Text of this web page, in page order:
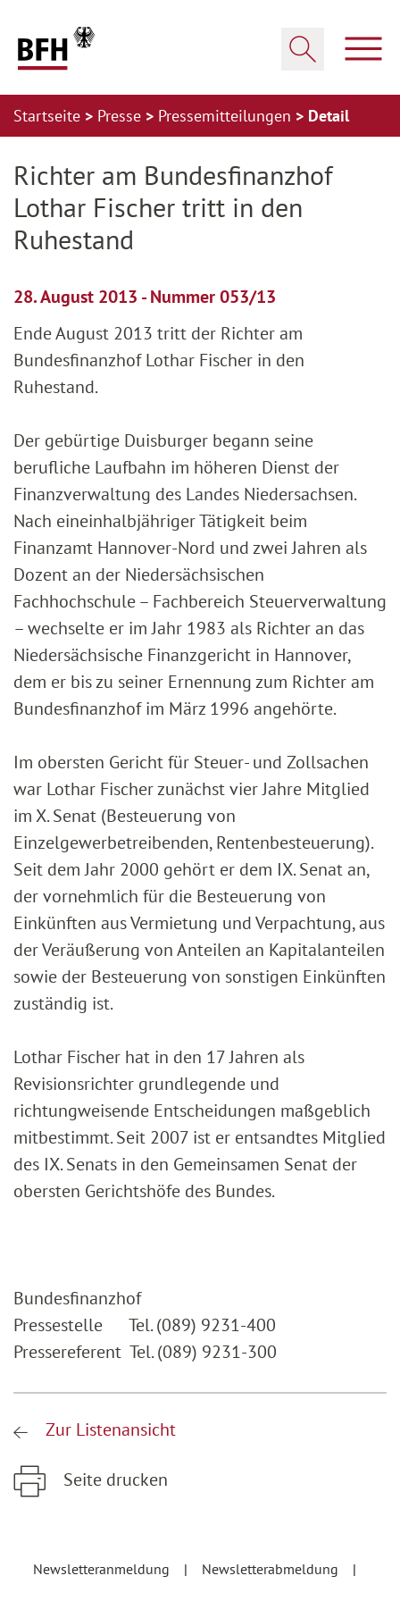
Startseite Presse Pressemitteilungen Detail
Richter am Bundesfinanzhof
Lothar Fischer tritt in den
Ruhestand
28. August 2013 - Nummer 053/13
Ende August 2013 tritt der Richter am
Bundesfinanzhof Lothar Fischer in den
Ruhestand.
Der gebürtige Duisburger begann seine
berufliche Laufbahn im höheren Dienst der
Finanzverwaltung des Landes Niedersachsen.
Nach eineinhalbjähriger Tätigkeit beim
Finanzamt Hannover-Nord und zwei Jahren als
Dozent an der Niedersächsischen
Fachhochschule – Fachbereich Steuerverwaltung
– wechselte er im Jahr 1983 als Richter an das
Niedersächsische Finanzgericht in Hannover,
dem er bis zu seiner Ernennung zum Richter am
Bundesfinanzhof im März 1996 angehörte.
Im obersten Gericht für Steuer- und Zollsachen
war Lothar Fischer zunächst vier Jahre Mitglied
im X. Senat (Besteuerung von
Einzelgewerbetreibenden, Rentenbesteuerung).
Seit dem Jahr 2000 gehört er dem IX. Senat an,
der vornehmlich für die Besteuerung von
Einkünften aus Vermietung und Verpachtung, aus
der Veräußerung von Anteilen an Kapitalanteilen
sowie der Besteuerung von sonstigen Einkünften
zuständig ist.
Lothar Fischer hat in den 17 Jahren als
Revisionsrichter grundlegende und
richtungweisende Entscheidungen maßgeblich
mitbestimmt. Seit 2007 ist er entsandtes Mitglied
des IX. Senats in den Gemeinsamen Senat der
obersten Gerichtshöfe des Bundes.
Bundesfinanzhof
Pressestelle Tel. (089) 9231-400
Pressereferent Tel. (089) 9231-300
Zur Listenansicht
Seite drucken
Newsletteranmeldung
Newsletterabmeldung